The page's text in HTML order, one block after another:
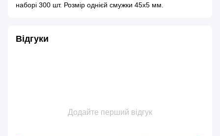
наборі 300 шт. Розмір однієй смужки 45х5 мм.
Відгуки
Додайте перший відгук